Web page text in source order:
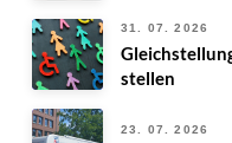
31. 07. 2026
stellen
23. 07. 2026